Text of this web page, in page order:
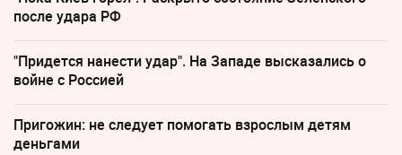
после удара РФ
"Придется нанести удар". На Западе высказались о
войне с Россией
Пригожин: не следует помогать взрослым детям
деньгами